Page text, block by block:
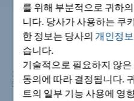
를 위해 부분적으로 귀하
니다. 당사가 사용하는 쿠
한 정보는 당사의 개인정
습니다.
기술적으로 필요하지 않
동의에 따라 결정됩니다.
트의 일부 기능 사용에 영
1. E-CR 유리섬유 │ 2. 집속 │ 3. 비닐
5. 코팅